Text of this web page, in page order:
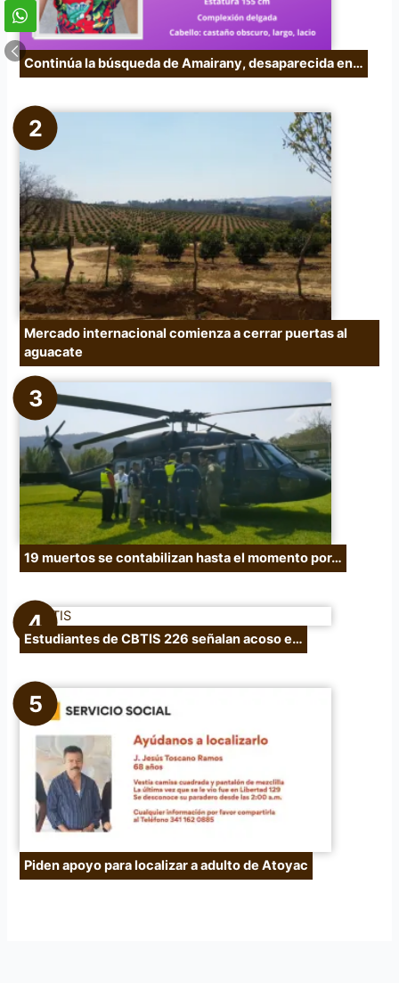
Continúa la búsqueda de Amairany, desaparecida en…
Mercado internacional comienza a cerrar puertas al
aguacate
19 muertos se contabilizan hasta el momento por…
Estudiantes de CBTIS 226 señalan acoso e…
Piden apoyo para localizar a adulto de Atoyac